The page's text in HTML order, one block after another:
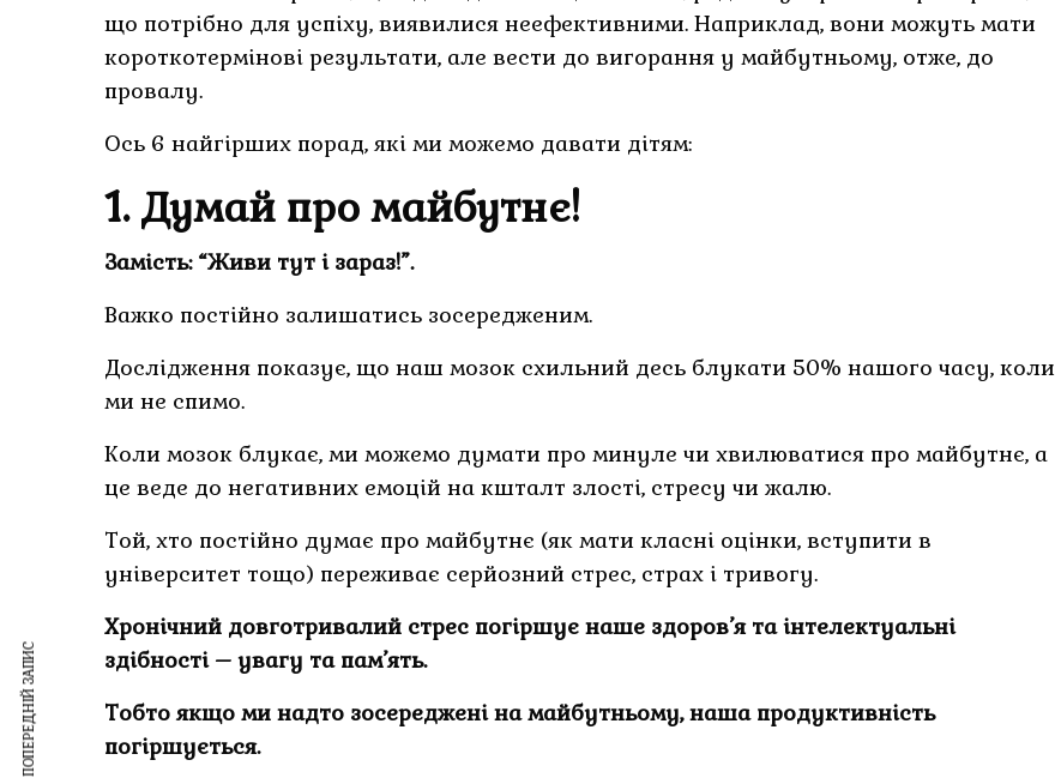
що потрібно для успіху, виявилися неефективними. Наприклад, вони можуть мати
короткотермінові результати, але вести до вигорання у майбутньому, отже, до
провалу.
Ось 6 найгірших порад, які ми можемо давати дітям:
1. Думай про майбутнє!
Замість: “Живи тут і зараз!”.
Важко постійно залишатись зосередженим.
Дослідження показує, що наш мозок схильний десь блукати 50% нашого часу, коли
ми не спимо.
Коли мозок блукає, ми можемо думати про минуле чи хвилюватися про майбутнє, а
це веде до негативних емоцій на кшталт злості, стресу чи жалю.
Той, хто постійно думає про майбутнє (як мати класні оцінки, вступити в
університет тощо) переживає серйозний стрес, страх і тривогу.
Хронічний довготривалий стрес погіршує наше здоров’я та інтелектуальні
здібності – увагу та пам’ять.
Тобто якщо ми надто зосереджені на майбутньому, наша продуктивність
погіршується.
ПОПЕРЕДНІЙ ЗАПИС